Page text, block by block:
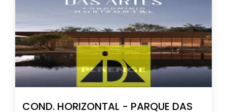
COND. HORIZONTAL - PARQUE DAS